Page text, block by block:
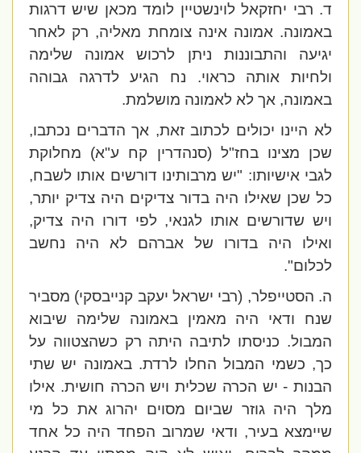
ד. רבי יחזקאל לוינשטיין לומד מכאן שיש דרגות
באמונה. אמונה אינה צומחת מאליה, רק לאחר
יגיעה והתבוננות ניתן לרכוש אמונה שלימה
ולחיות אותה כראוי. נח הגיע לדרגה גבוהה
באמונה, אך לא לאמונה מושלמת.
לא היינו יכולים לכתוב זאת, אך הדברים נכתבו,
שכן מצינו בחז"ל (סנהדרין קח ע"א) מחלוקת
לגבי אישיותו: "יש מרבותינו דורשים אותו לשבח,
כל שכן שאילו היה בדור צדיקים היה צדיק יותר,
ויש שדורשים אותו לגנאי, לפי דורו היה צדיק,
ואילו היה בדורו של אברהם לא היה נחשב
לכלום".
ה. הסטייפלר, (רבי ישראל יעקב קנייבסקי) מסביר
שנח ודאי היה מאמין באמונה שלימה שיבוא
המבול. כניסתו לתיבה היתה רק כשהצטווה על
כך, כשמי המבול החלו לרדת. באמונה יש שתי
הבנות - יש הכרה שכלית ויש הכרה חושית. אילו
מלך היה גוזר שביום מסוים יהרוג את כל מי
שיימצא בעיר, ודאי שמרוב הפחד היה כל אחד